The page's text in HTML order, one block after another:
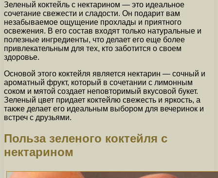
Зеленый коктейль с нектарином — это идеальное
сочетание свежести и сладости. Он подарит вам
незабываемое ощущение прохлады и приятного
освежения. В его состав входят только натуральные и
полезные ингредиенты, что делает его еще более
привлекательным для тех, кто заботится о своем
здоровье.
Основой этого коктейля является нектарин — сочный и
ароматный фрукт, который в сочетании с лимонным
соком и мятой создает неповторимый вкусовой букет.
Зеленый цвет придает коктейлю свежесть и яркость, а
также делает его идеальным выбором для вечеринок и
встреч с друзьями.
Польза зеленого коктейля с
нектарином